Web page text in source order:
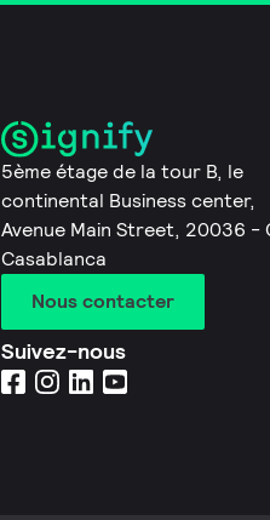
5ème étage de la tour B, le
continental Business center,
Avenue Main Street, 20036 -
Casablanca
Nous contacter
Suivez-nous